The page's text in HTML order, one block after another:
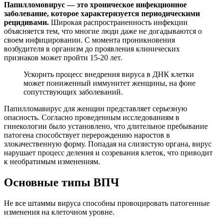
Папилломовирус — это хроническое инфекционное
заболевание, которое характеризуется периодическими
рецидивами. Широкая распространенность инфекции
объясняется тем, что многие люди даже не догадываются о
своем инфицировании. С момента проникновения
возбудителя в организм до проявления клинических
признаков может пройти 15-20 лет.
Ускорить процесс внедрения вируса в ДНК клетки
может пониженный иммунитет женщины, на фоне
сопутствующих заболеваний.
Папилломавирус для женщин представляет серьезную
опасность. Согласно проведенным исследованиям в
гинекологии было установлено, что длительное пребывание
патогена способствует перерождению наростов в
злокачественную форму. Попадая на слизистую органа, вирус
нарушает процесс деления и созревания клеток, что приводит
к необратимым изменениям.
Основные типы ВПЧ
Не все штаммы вируса способны провоцировать патогенные
изменения на клеточном уровне.